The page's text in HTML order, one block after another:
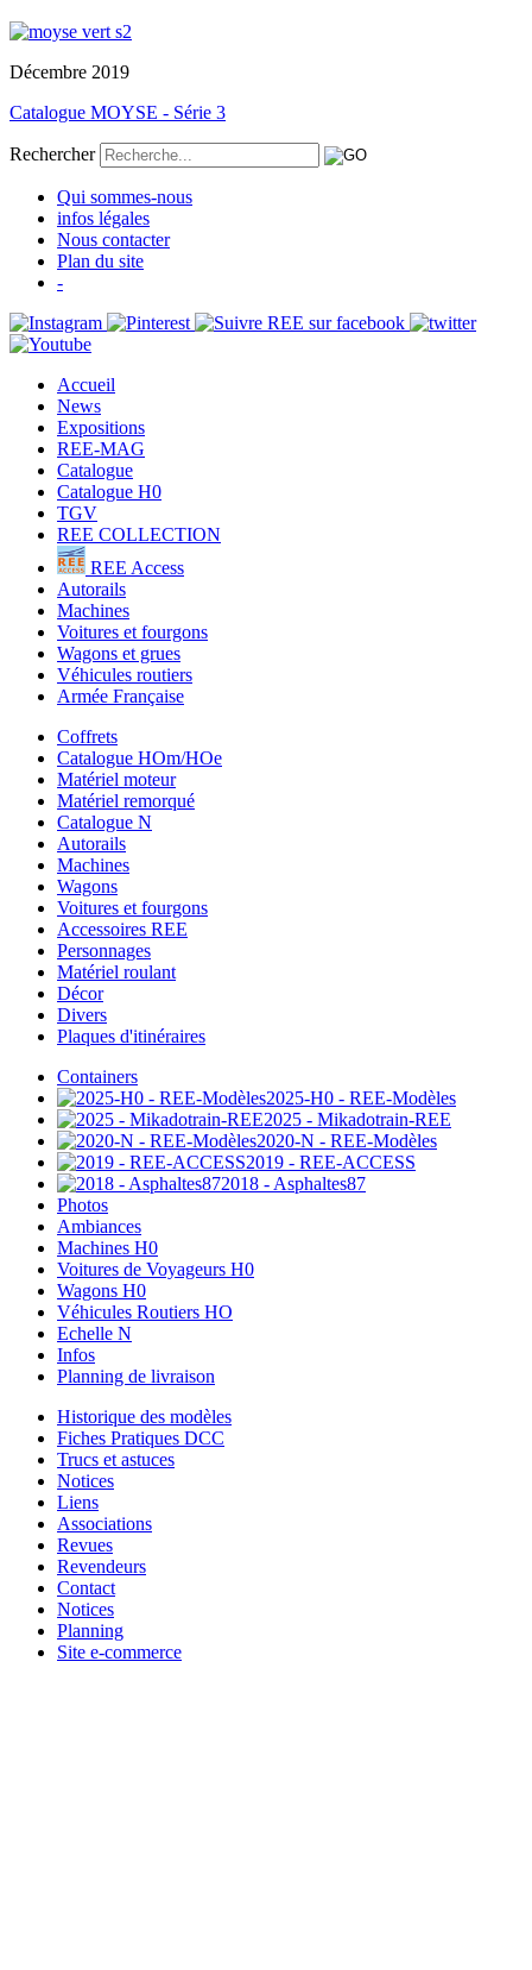
Décembre 2019
Catalogue MOYSE - Série 3
Rechercher
Qui sommes-nous
infos légales
Nous contacter
Plan du site
-
Accueil
News
Expositions
REE-MAG
Catalogue
Catalogue H0
TGV
REE COLLECTION
REE Access
Autorails
Machines
Voitures et fourgons
Wagons et grues
Véhicules routiers
Armée Française
Coffrets
Catalogue HOm/HOe
Matériel moteur
Matériel remorqué
Catalogue N
Autorails
Machines
Wagons
Voitures et fourgons
Accessoires REE
Personnages
Matériel roulant
Décor
Divers
Plaques d'itinéraires
Containers
2025-H0 - REE-Modèles
2025 - Mikadotrain-REE
2020-N - REE-Modèles
2019 - REE-ACCESS
2018 - Asphaltes87
Photos
Ambiances
Machines H0
Voitures de Voyageurs H0
Wagons H0
Véhicules Routiers HO
Echelle N
Infos
Planning de livraison
Historique des modèles
Fiches Pratiques DCC
Trucs et astuces
Notices
Liens
Associations
Revues
Revendeurs
Contact
Notices
Planning
Site e-commerce